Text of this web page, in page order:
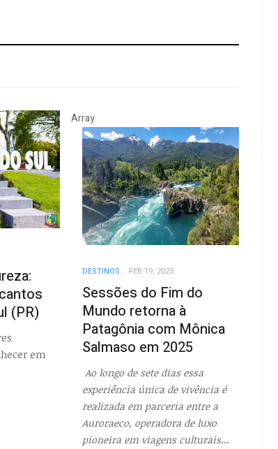
Array
(PR)
em
DESTINOS FEB 19, 2025
Sessões do Fim do
Mundo retorna à
Patagônia com Mônica
Salmaso em 2025
Ao longo de sete dias essa
experiência única de vivência é
realizada em parceria entre a
Auroraeco, operadora de luxo
pioneira em viagens culturais...